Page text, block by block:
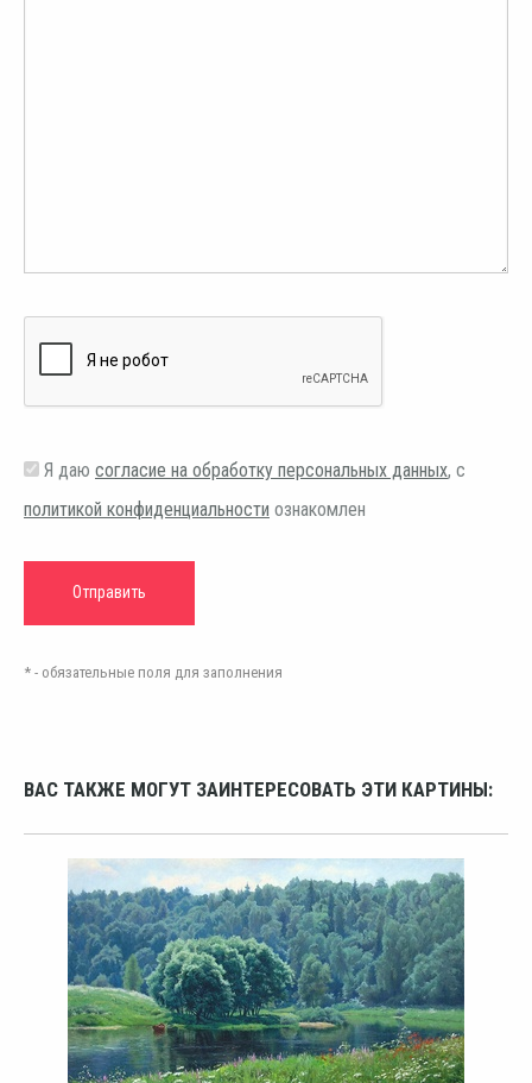
Я даю согласие на обработку персональных данных, с
политикой конфиденциальности ознакомлен
* - обязательные поля для заполнения
ВАС ТАКЖЕ МОГУТ ЗАИНТЕРЕСОВАТЬ ЭТИ КАРТИНЫ: